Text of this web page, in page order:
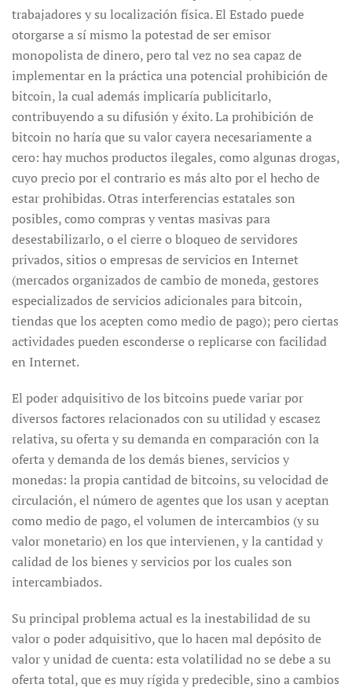
trabajadores y su localización física. El Estado puede
otorgarse a sí mismo la potestad de ser emisor
monopolista de dinero, pero tal vez no sea capaz de
implementar en la práctica una potencial prohibición de
bitcoin, la cual además implicaría publicitarlo,
contribuyendo a su difusión y éxito. La prohibición de
bitcoin no haría que su valor cayera necesariamente a
cero: hay muchos productos ilegales, como algunas drogas,
cuyo precio por el contrario es más alto por el hecho de
estar prohibidas. Otras interferencias estatales son
posibles, como compras y ventas masivas para
desestabilizarlo, o el cierre o bloqueo de servidores
privados, sitios o empresas de servicios en Internet
(mercados organizados de cambio de moneda, gestores
especializados de servicios adicionales para bitcoin,
tiendas que los acepten como medio de pago); pero ciertas
actividades pueden esconderse o replicarse con facilidad
en Internet.
El poder adquisitivo de los bitcoins puede variar por
diversos factores relacionados con su utilidad y escasez
relativa, su oferta y su demanda en comparación con la
oferta y demanda de los demás bienes, servicios y
monedas: la propia cantidad de bitcoins, su velocidad de
circulación, el número de agentes que los usan y aceptan
como medio de pago, el volumen de intercambios (y su
valor monetario) en los que intervienen, y la cantidad y
calidad de los bienes y servicios por los cuales son
intercambiados.
Su principal problema actual es la inestabilidad de su
valor o poder adquisitivo, que lo hacen mal depósito de
valor y unidad de cuenta: esta volatilidad no se debe a su
oferta total, que es muy rígida y predecible, sino a cambios